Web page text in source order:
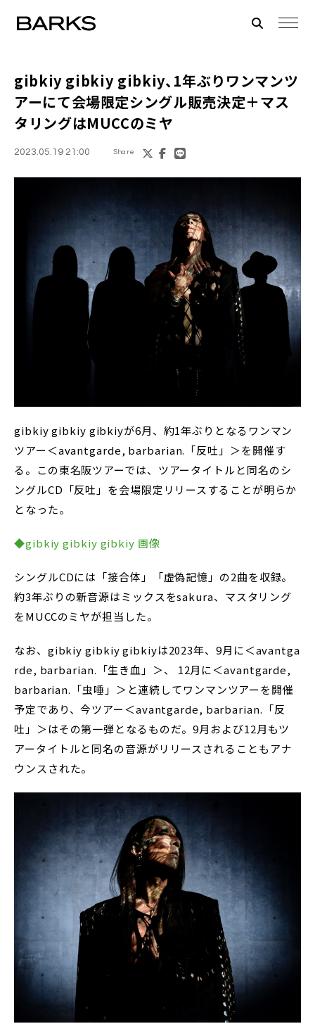
gibkiy gibkiy gibkiy、1年ぶりワンマンツ
アーにて会場限定シングル販売決定＋マス
タリングはMUCCのミヤ
2023.05.19 21:00 Share
gibkiy gibkiy gibkiyが6月、約1年ぶりとなるワンマン
ツアー＜avantgarde, barbarian.「反吐」＞を開催す
る。この東名阪ツアーでは、ツアータイトルと同名のシ
ングルCD「反吐」を会場限定リリースすることが明らか
となった。
◆gibkiy gibkiy gibkiy 画像
シングルCDには「接合体」「虚偽記憶」の2曲を収録。
約3年ぶりの新音源はミックスをsakura、マスタリング
をMUCCのミヤが担当した。
なお、gibkiy gibkiy gibkiyは2023年、9月に＜avantga
rde, barbarian.「生き血」＞、 12月に＜avantgarde,
barbarian.「虫唾」＞と連続してワンマンツアーを開催
予定であり、今ツアー＜avantgarde, barbarian.「反
吐」＞はその第一弾となるものだ。9月および12月もツ
アータイトルと同名の音源がリリースされることもアナ
ウンスされた。